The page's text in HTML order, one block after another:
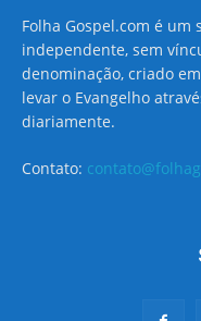
Folha Gospel.com é
independente, sem
denominação, criado
levar o Evangelho
diariamente.
Contato: